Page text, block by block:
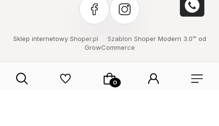
Sklep internetowy Shoper.pl Szablon Shoper Modern 3.0™ od
GrowCommerce